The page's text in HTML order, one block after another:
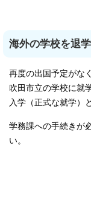
海外の学校を退
再度の出国予定がな
吹田市立の学校に就
入学（正式な就学）
学務課への手続きが
い。